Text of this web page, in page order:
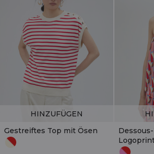
Gestreiftes Top mit Ösen
HINZUFÜGEN